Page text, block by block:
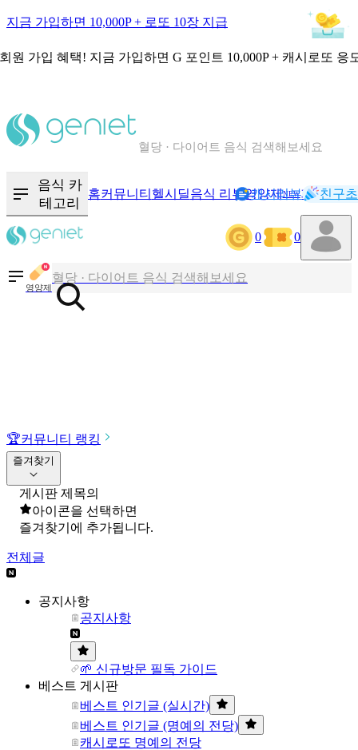
지금 가입하면 10,000P + 로또 10장 지급
원 가입 혜택! 지금 가입하면 G 포인트 10,000P + 캐시로또 응
혈당 · 다이어트 음식 검색해보세요
음식 카
테고리
홈커뮤니티 헬시딜음식 리뷰영양제NEW기록
캐시리뷰 친구
0 0
영양제
칼로리와 영양성분을 검색해보세요
혈당 · 다이어트 음식 검색해보세요
음식 · 영양제 리뷰를 찾아보세요
🏆커뮤니티 랭킹
즐겨찾기
게시판 제목의
아이콘을 선택하면
즐겨찾기에 추가됩니다.
전체글
공지사항
공지사항
🌱 신규방문 필독 가이드
베스트 게시판
베스트 인기글 (실시간)
베스트 인기글 (명예의 전당)
캐시로또 명예의 전당